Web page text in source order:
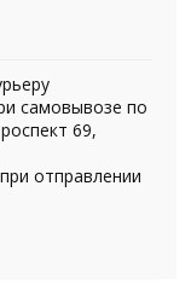
самовывозе по
69,
отправлении